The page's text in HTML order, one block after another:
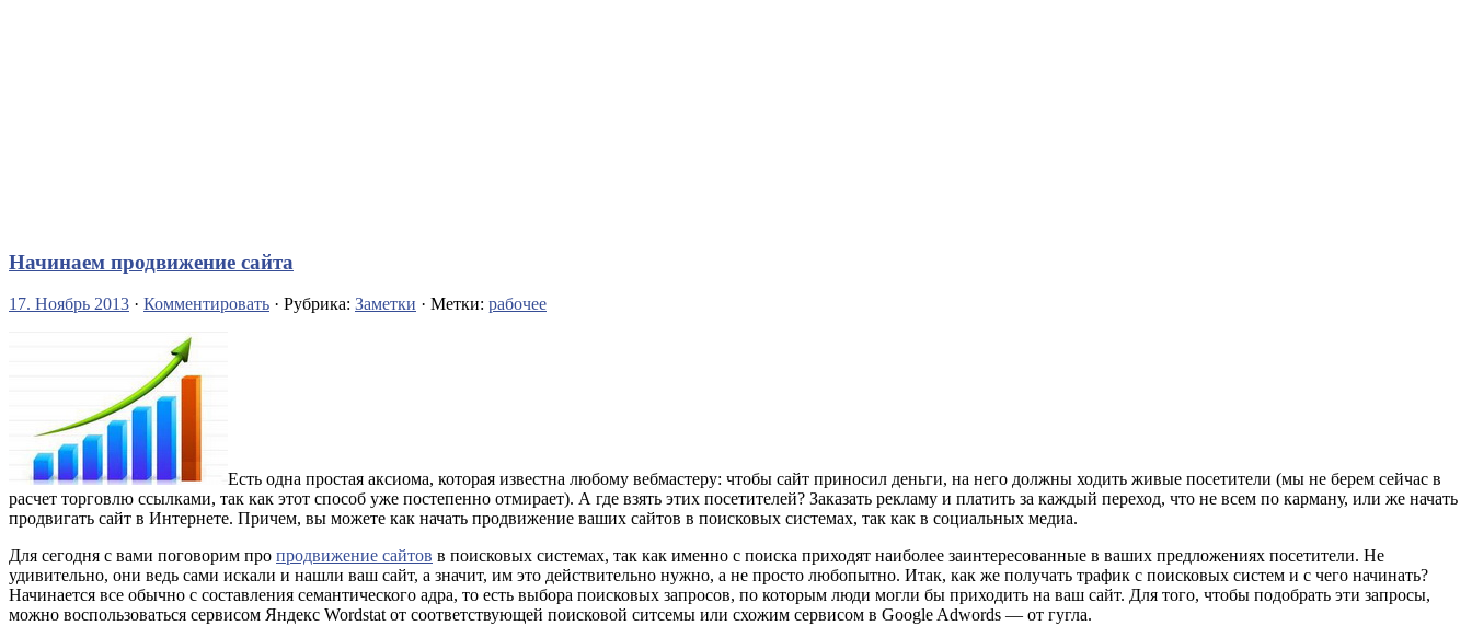
Начинаем продвижение сайта
17. Ноябрь 2013 · Комментировать · Рубрика: Заметки · Метки: рабочее
Есть одна простая аксиома, которая известна любому вебмастеру: чтобы сайт приносил деньги, на него должны ходить живые посетители (мы не берем сейчас в
расчет торговлю ссылками, так как этот способ уже постепенно отмирает). А где взять этих посетителей? Заказать рекламу и платить за каждый переход, что не всем по карману, или же начать
продвигать сайт в Интернете. Причем, вы можете как начать продвижение ваших сайтов в поисковых системах, так как в социальных медиа.
Для сегодня с вами поговорим про продвижение сайтов в поисковых системах, так как именно с поиска приходят наиболее заинтересованные в ваших предложениях посетители. Не
удивительно, они ведь сами искали и нашли ваш сайт, а значит, им это действительно нужно, а не просто любопытно. Итак, как же получать трафик с поисковых систем и с чего начинать?
Начинается все обычно с составления семантического адра, то есть выбора поисковых запросов, по которым люди могли бы приходить на ваш сайт. Для того, чтобы подобрать эти запросы,
можно воспользоваться сервисом Яндекс Wordstat от соответствующей поисковой ситсемы или схожим сервисом в Google Adwords — от гугла.